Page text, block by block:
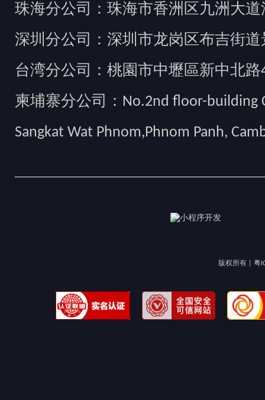
珠海分公司：珠海市香洲区九洲大道
深圳分公司：深圳市龙岗区布吉街
台湾分公司：桃園市中壢區新中北路
柬埔寨分公司：No.2nd floor-building
Sangkat Wat Phnom,Phnom Panh,
版权所有 | 粤